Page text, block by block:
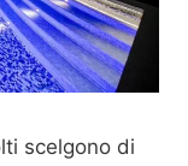
scelgono di